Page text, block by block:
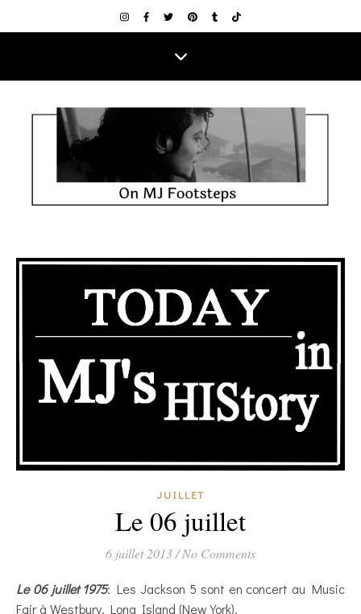
JUILLET
Le 06 juillet
6 juillet 2013/No Comments
Le 06 juillet 1975: Les Jackson 5 sont en concert au Music
Fair à Westbury, Long Island (New York).